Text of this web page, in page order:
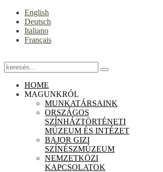
English
Deutsch
Italiano
Français
HOME
MAGUNKRÓL
MUNKATÁRSAINK
ORSZÁGOS
SZÍNHÁZTÖRTÉNETI
MÚZEUM ÉS INTÉZET
BAJOR GIZI
SZÍNÉSZMÚZEUM
NEMZETKÖZI
KAPCSOLATOK